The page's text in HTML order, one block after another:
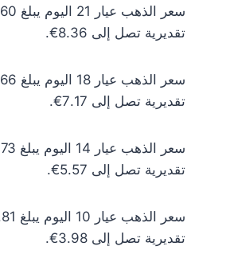
تقديرية تصل إلى 8.36€.
تقديرية تصل إلى 7.17€.
تقديرية تصل إلى 5.57€.
تقديرية تصل إلى 3.98€.